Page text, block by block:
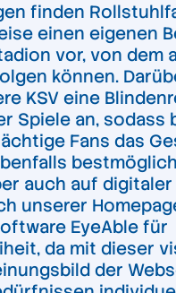
finden
einen eigenen
vor, von dem
können.
KSV eine
Spiele an, sodass
Fans das
auch auf
unserer
EyeAble für
da mit dieser
der